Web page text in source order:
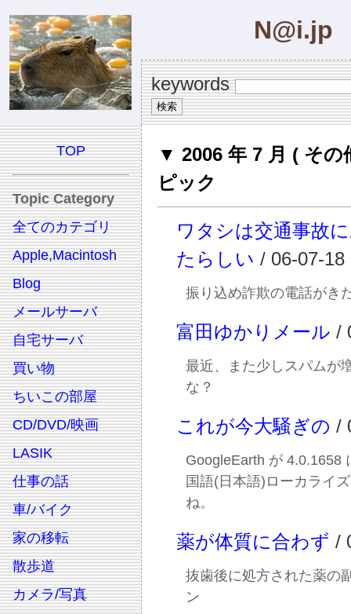
N@i.jp
keywords
TOP
Topic Category
全てのカテゴリ
Apple,Macintosh
Blog
メールサーバ
自宅サーバ
買い物
ちいこの部屋
CD/DVD/映画
LASIK
仕事の話
車/バイク
家の移転
散歩道
カメラ/写真
▼ 2006 年 7 月 ( その
ピック
ワタシは交通事故
たらしい / 06-07-18
振り込め詐欺の電話がき
富田ゆかりメール /
最近、また少しスパムが
な？
これが今大騒ぎの /
GoogleEarth が 4.0.1658
国語(日本語)ローカライ
ね。
薬が体質に合わず /
抜歯後に処方された薬の
ン